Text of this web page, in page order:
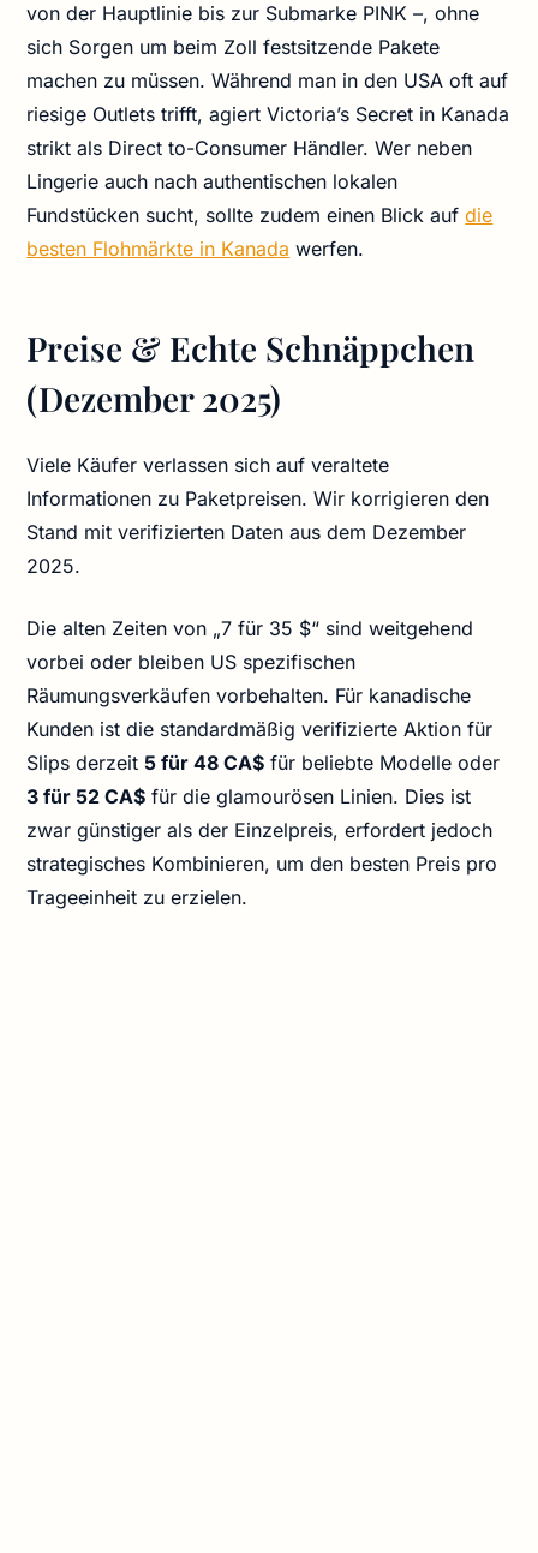
von der Hauptlinie bis zur Submarke PINK –, ohne
sich Sorgen um beim Zoll festsitzende Pakete
machen zu müssen. Während man in den USA oft auf
riesige Outlets trifft, agiert Victoria’s Secret in Kanada
strikt als Direct to-Consumer Händler. Wer neben
Lingerie auch nach authentischen lokalen
Fundstücken sucht, sollte zudem einen Blick aufdie
besten Flohmärkte in Kanada werfen.
Preise & Echte Schnäppchen
(Dezember 2025)
Viele Käufer verlassen sich auf veraltete
Informationen zu Paketpreisen. Wir korrigieren den
Stand mit verifizierten Daten aus dem Dezember
2025.
Die alten Zeiten von „7 für 35 $“ sind weitgehend
vorbei oder bleiben US spezifischen
Räumungsverkäufen vorbehalten. Für kanadische
Kunden ist die standardmäßig verifizierte Aktion für
Slips derzeit5 für 48 CA$ für beliebte Modelle oder
3 für 52 CA$ für die glamourösen Linien. Dies ist
zwar günstiger als der Einzelpreis, erfordert jedoch
strategisches Kombinieren, um den besten Preis pro
Trageeinheit zu erzielen.